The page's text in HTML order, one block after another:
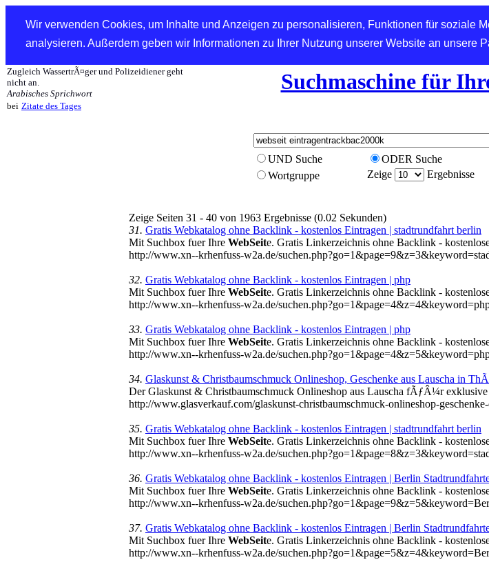
Wir verwenden Cookies, um Inhalte und Anzeigen zu personalisieren, Funktionen für soziale
analysieren. Außerdem geben wir Informationen zu Ihrer Nutzung unserer Website an unsere
Zugleich WassertrÃ¤ger und Polizeidiener geht
nicht an.
Arabisches Sprichwort
bei Zitate des Tages
Suchmaschine für
UND Suche
ODER Suche
Wortgruppe
Zeige Ergebnisse
Zeige Seiten 31 - 40 von 1963 Ergebnisse (0.02 Sekunden)
31. Gratis Webkatalog ohne Backlink - kostenlos Eintragen | stadtrundfahrt berlin
Mit Suchbox fuer Ihre WebSeite. Gratis Linkerzeichnis ohne Backlink -
http://www.xn--krhenfuss-w2a.de/
32. Gratis Webkatalog ohne Backlink - kostenlos Eintragen | php
Mit Suchbox fuer Ihre WebSeite. Gratis Linkerzeichnis ohne Backlink -
http://www.xn--krhenfuss-w2a.de/
33. Gratis Webkatalog ohne Backlink - kostenlos Eintragen | php
Mit Suchbox fuer Ihre WebSeite. Gratis Linkerzeichnis ohne Backlink -
http://www.xn--krhenfuss-w2a.de/
34. Glaskunst & Christbaumschmuck Onlineshop, Geschenke aus Lauscha in
Der Glaskunst & Christbaumschmuck Onlineshop aus Lauscha fÃƒÂ¼r exklusive
http://www.glasverkauf.com/glaskunst-christbaumschmuck-onlineshop-
35. Gratis Webkatalog ohne Backlink - kostenlos Eintragen | stadtrundfahrt berlin
Mit Suchbox fuer Ihre WebSeite. Gratis Linkerzeichnis ohne Backlink -
http://www.xn--krhenfuss-w2a.de/
36. Gratis Webkatalog ohne Backlink - kostenlos Eintragen | Berlin
Mit Suchbox fuer Ihre WebSeite. Gratis Linkerzeichnis ohne Backlink -
http://www.xn--krhenfuss-w2a.de/
37. Gratis Webkatalog ohne Backlink - kostenlos Eintragen | Berlin
Mit Suchbox fuer Ihre WebSeite. Gratis Linkerzeichnis ohne Backlink -
http://www.xn--krhenfuss-w2a.de/